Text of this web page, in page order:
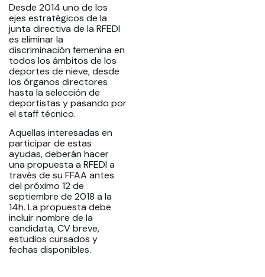
Desde 2014 uno de los
ejes estratégicos de la
junta directiva de la RFEDI
es eliminar la
discriminación femenina en
todos los ámbitos de los
deportes de nieve, desde
los órganos directores
hasta la selección de
deportistas y pasando por
el staff técnico.
Aquellas interesadas en
participar de estas
ayudas, deberán hacer
una propuesta a RFEDI a
través de su FFAA antes
del próximo 12 de
septiembre de 2018 a la
14h. La propuesta debe
incluir nombre de la
candidata, CV breve,
estudios cursados y
fechas disponibles.